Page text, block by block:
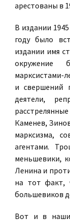
арестованы в
В издании
году было
издании имя
окружение
марксистами-
и свершений
деятели,
Каменев,
марксизма,
агентами.
меньшевики,
Ленина и
на тот факт,
большевиков
Вот и в наши